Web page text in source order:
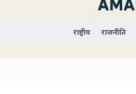
राष्ट्रीय राजनीति